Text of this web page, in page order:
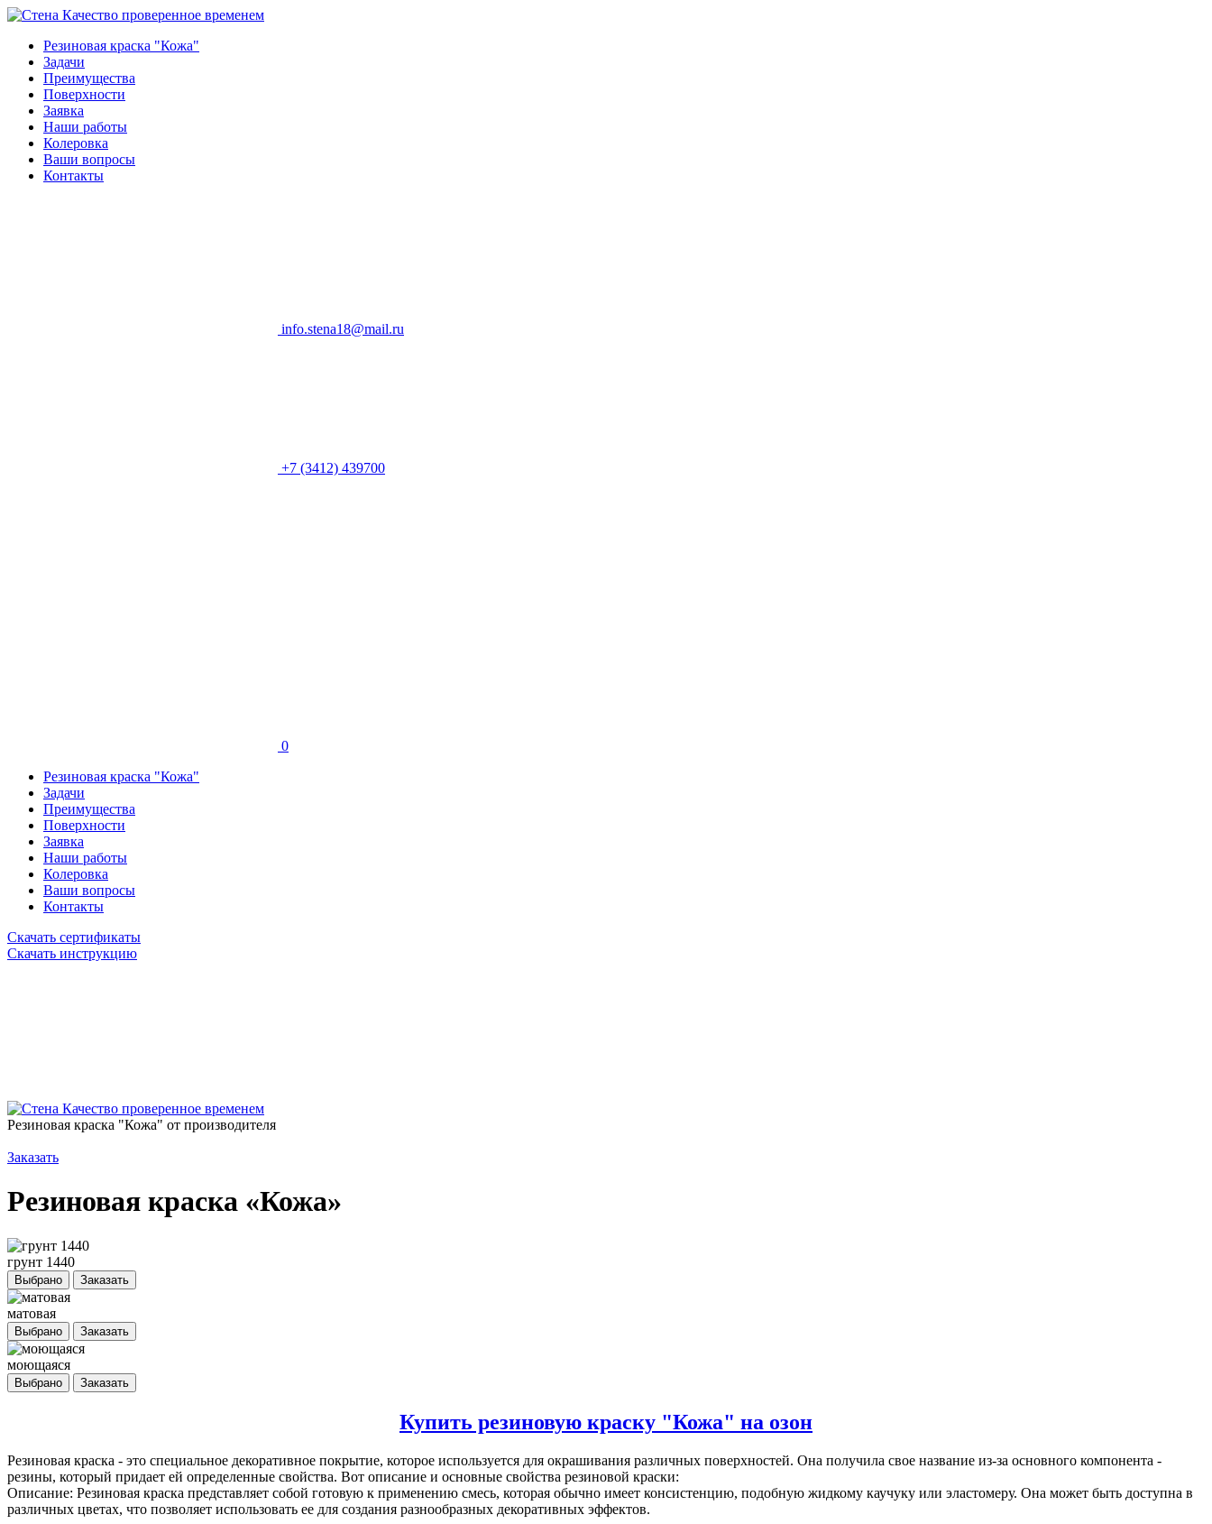
Качество проверенное временем
Резиновая краска "Кожа"
Задачи
Преимущества
Поверхности
Заявка
Наши работы
Колеровка
Ваши вопросы
Контакты
info.stena18@mail.ru
+7 (3412) 439700
0
Резиновая краска "Кожа"
Задачи
Преимущества
Поверхности
Заявка
Наши работы
Колеровка
Ваши вопросы
Контакты
Скачать сертификаты
Скачать инструкцию
Качество проверенное временем
Резиновая краска "Кожа" от производителя
Заказать
Резиновая краска «Кожа»
грунт 1440
Выбрано Заказать
матовая
Выбрано Заказать
моющаяся
Выбрано Заказать
Купить резиновую краску "Кожа" на озон
Резиновая краска - это специальное декоративное покрытие, которое используется для окрашивания различных поверхностей. Она получила свое название из-за основного компонента -
резины, который придает ей определенные свойства. Вот описание и основные свойства резиновой краски:
Описание: Резиновая краска представляет собой готовую к применению смесь, которая обычно имеет консистенцию, подобную жидкому каучуку или эластомеру. Она может быть доступна в
различных цветах, что позволяет использовать ее для создания разнообразных декоративных эффектов.